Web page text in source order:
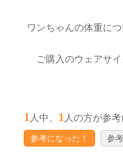
ワンちゃんの体重に
ご購入のウェアサ
1 人中、 1 人の方が参
参考になった！ 参